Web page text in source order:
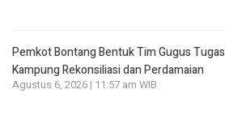
Pemkot Bontang Bentuk Tim Gugus Tugas
Kampung Rekonsiliasi dan Perdamaian
Agustus 6, 2026 | 11:57 am WIB